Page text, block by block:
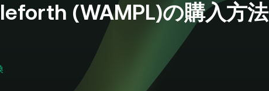
(WAMPL)の購入方法